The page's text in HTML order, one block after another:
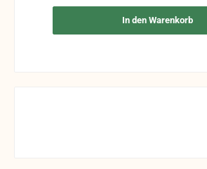
In den Warenkorb